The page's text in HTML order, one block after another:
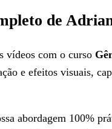
de
vídeos com o curso
e efeitos visuais,
abordagem 100%